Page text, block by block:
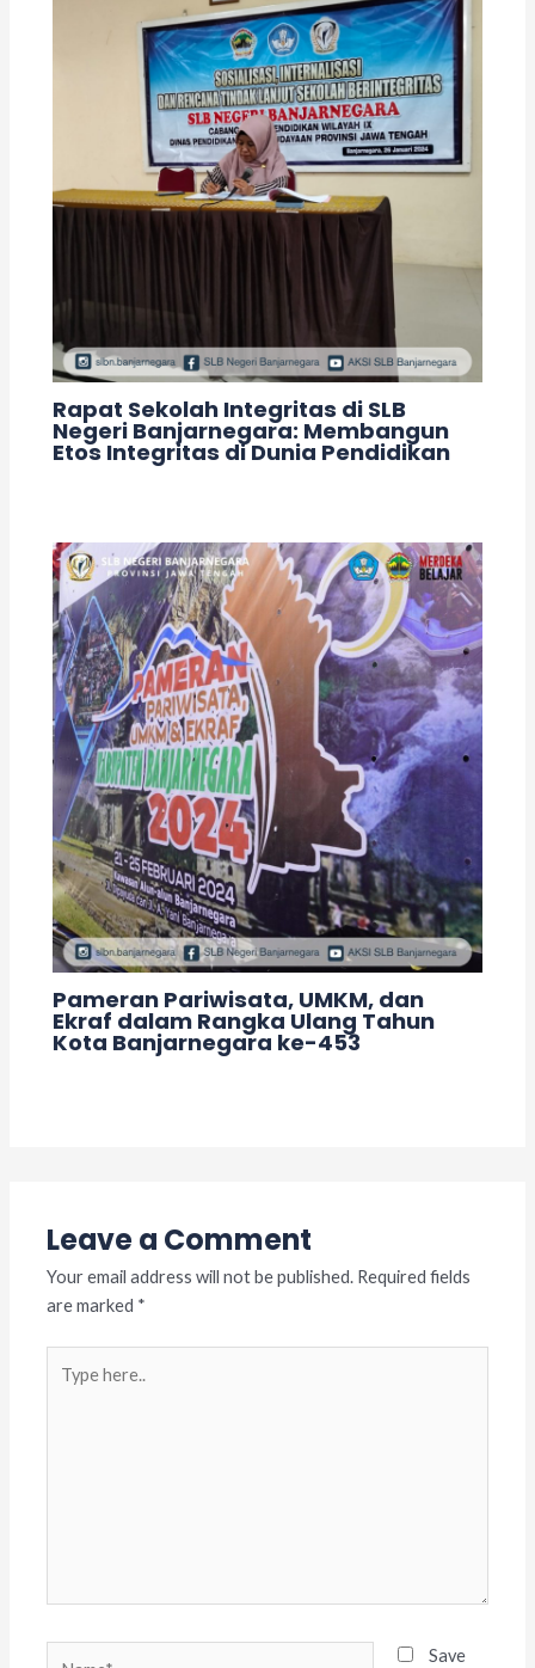
Rapat Sekolah Integritas di SLB
Negeri Banjarnegara: Membangun
Etos Integritas di Dunia Pendidikan
Pameran Pariwisata, UMKM, dan
Ekraf dalam Rangka Ulang Tahun
Kota Banjarnegara ke-453
Leave a Comment
Your email address will not be published. Required fields
are marked *
here..
Save